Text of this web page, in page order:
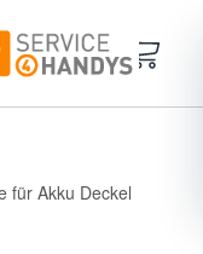
für Akku Deckel